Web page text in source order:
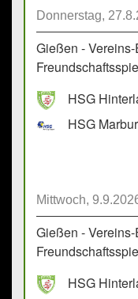
Donnerstag,
Gießen -
HSG
HSG
Mittwoch,
Gießen -
HSG